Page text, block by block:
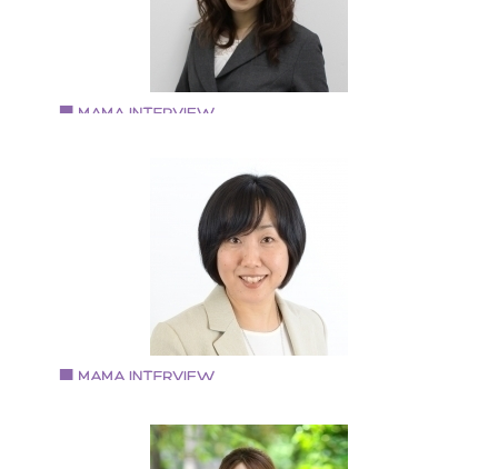
師(８３パーセントの妊娠率) ・大阪市北区子育て支援
ッスン講師 ・子宝成就の中山寺にて講師を務める（神
新聞掲載） ・阪急東宝グループウメダ
FM「BeHappy789」【弁天ラミの魅せる♪オープンハー
ト】 にてラジオ出演 ・「オンラインフェス 2017」オ
行に基づく食事指導（薬膳インストラクター・だしソ
リエ） ・コーチング・カウンセリング・SBT３級を活
したメンタルフォローオンライン相談 ・「元気な赤ち
んを授かり育てるための体づくりセミナー」開催
ついき社労士事務所/㈱ハッピーシェアリング 代表
甲南女子大学卒業 大学卒業後、上京し、タレントマネ
ジャーを経て派遣社員として職を転々としながら社会
険労務士の資格を取得。 社会保険労務士法人にて７年
勤務。 その間２回の離婚を経験し、２０１６年４月に
元大阪に戻り、独立開業。 面会交流の必要性について
数々の講演の依頼あり。
宮尾 智美さん
『アフタースクールにじのいえ』経営